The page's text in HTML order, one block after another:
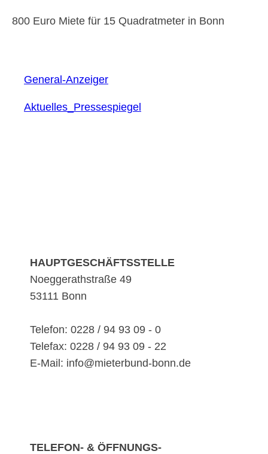
800 Euro Miete für 15 Quadratmeter in Bonn
General-Anzeiger
Aktuelles_Pressespiegel
HAUPTGESCHÄFTSSTELLE
Noeggerathstraße 49
53111 Bonn
Telefon: 0228 / 94 93 09 - 0
Telefax: 0228 / 94 93 09 - 22
E-Mail: info@mieterbund-bonn.de
TELEFON- & ÖFFNUNGS-